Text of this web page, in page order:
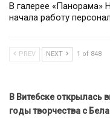
В галерее «Панорама»
начала работу
PREV NEXT 1 of 848
В Витебске открылась
годы творчества с